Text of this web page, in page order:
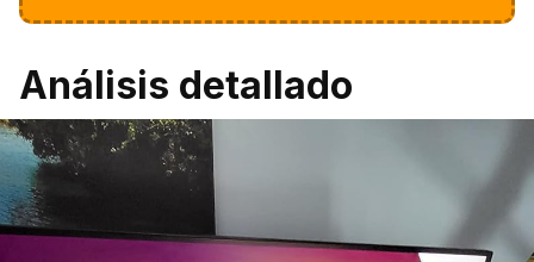
Análisis detallado